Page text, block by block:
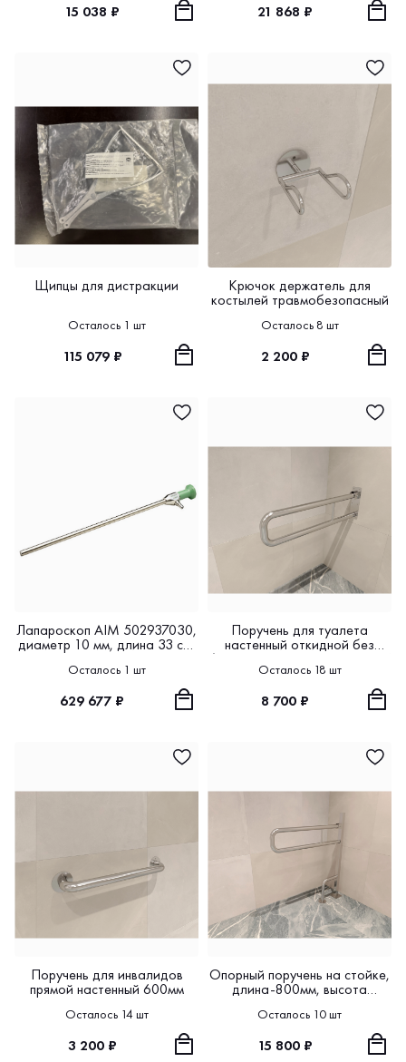
15 038 ₽ 21 868 ₽
Щипцы для дистракции
Осталось 1 шт
115 079 ₽
Крючок держатель для
костылей травмобезопасный
Осталось 8 шт
2 200 ₽
Лапароскоп AIM 502937030,
диаметр 10 мм, длина 33 cм,
Осталось 1 шт
629 677 ₽
Поручень для туалета
настенный откидной без
бумагодержателя 800х200 Ø
38
Осталось 18 шт
8 700 ₽
Поручень для инвалидов
прямой настенный 600мм
Осталось 14 шт
3 200 ₽
Опорный поручень на стойке,
длина-800мм, высота
Осталось 10 шт
15 800 ₽